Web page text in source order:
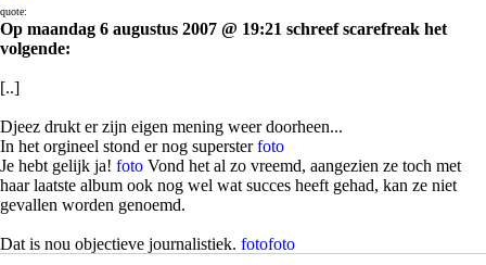
quote:
Op maandag 6 augustus 2007 @ 19:21 schreef scarefreak het
volgende:
[..]
Djeez drukt er zijn eigen mening weer doorheen...
In het orgineel stond er nog supersterfoto
Je hebt gelijk ja! foto Vond het al zo vreemd, aangezien ze toch met
haar laatste album ook nog wel wat succes heeft gehad, kan ze niet
gevallen worden genoemd.
Dat is nou objectieve journalistiek. fotofoto